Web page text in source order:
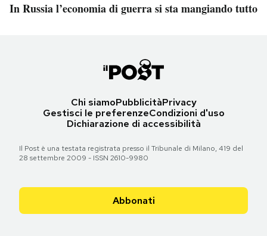
In Russia l’economia di guerra si sta mangiando tutto
Chi siamoPubblicitàPrivacy
Gestisci le preferenzeCondizioni d'uso
Dichiarazione di accessibilità
Il Post è una testata registrata presso il Tribunale di Milano, 419 del
28 settembre 2009 - ISSN 2610-9980
Abbonati